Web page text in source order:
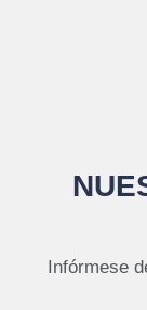
Infórmese